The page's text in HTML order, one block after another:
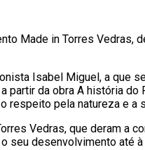
Made in Torres
Isabel Miguel, a que
da obra A história
pela natureza e a
Vedras, que deram a
desenvolvimento até